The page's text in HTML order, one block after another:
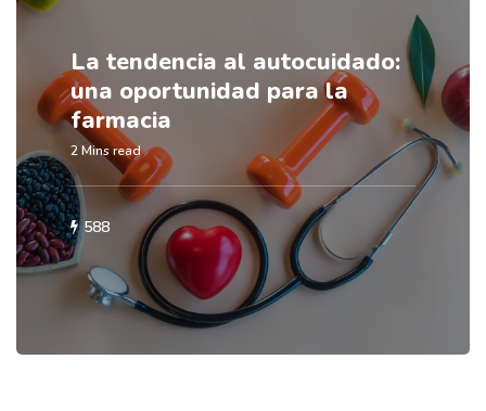
La tendencia al autocuidado:
una oportunidad para la
farmacia
2 Mins read
588